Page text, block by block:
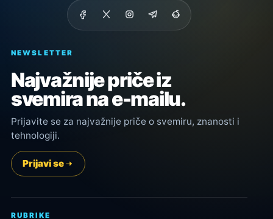
NEWSLETTER
Najvažnije priče iz
svemira na e-mailu.
Prijavite se za najvažnije priče o svemiru, znanosti i
tehnologiji.
Prijavi se
RUBRIKE